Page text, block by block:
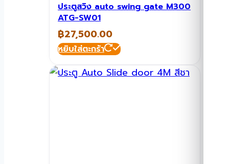
ประตูสวิง auto swing gate M300
ATG-SW01
฿27,500.00
หยิบใส่ตะกร้า